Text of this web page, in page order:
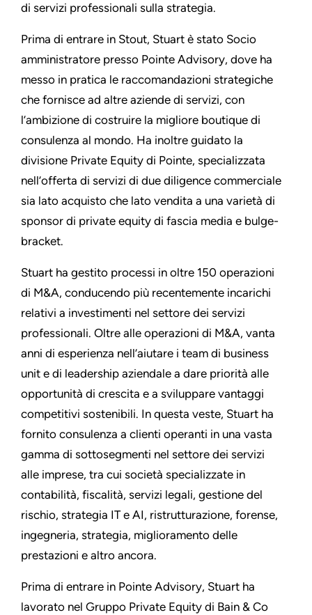
di servizi professionali sulla strategia.
Prima di entrare in Stout, Stuart è stato Socio
amministratore presso Pointe Advisory, dove ha
messo in pratica le raccomandazioni strategiche
che fornisce ad altre aziende di servizi, con
l’ambizione di costruire la migliore boutique di
consulenza al mondo. Ha inoltre guidato la
divisione Private Equity di Pointe, specializzata
nell’offerta di servizi di due diligence commerciale
sia lato acquisto che lato vendita a una varietà di
sponsor di private equity di fascia media e bulge-
bracket.
Stuart ha gestito processi in oltre 150 operazioni
di M&A, conducendo più recentemente incarichi
relativi a investimenti nel settore dei servizi
professionali. Oltre alle operazioni di M&A, vanta
anni di esperienza nell’aiutare i team di business
unit e di leadership aziendale a dare priorità alle
opportunità di crescita e a sviluppare vantaggi
competitivi sostenibili. In questa veste, Stuart ha
fornito consulenza a clienti operanti in una vasta
gamma di sottosegmenti nel settore dei servizi
alle imprese, tra cui società specializzate in
contabilità, fiscalità, servizi legali, gestione del
rischio, strategia IT e AI, ristrutturazione, forense,
ingegneria, strategia, miglioramento delle
prestazioni e altro ancora.
Prima di entrare in Pointe Advisory, Stuart ha
lavorato nel Gruppo Private Equity di Bain & Co